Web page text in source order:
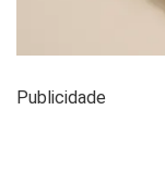
Publicidade